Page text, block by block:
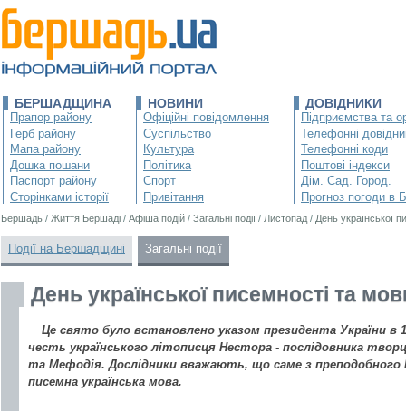
БЕРШАДЩИНА
Прапор району
Герб району
Мапа району
Дошка пошани
Паспорт району
Сторінками історії
НОВИНИ
Офіційні повідомлення
Суспільство
Культура
Політика
Спорт
Привітання
ДОВІДНИКИ
Підприємства та
Телефонні
Телефонні коди
Поштові індекси
Дім. Сад. Город.
Прогноз погоди в
Бершадь / Життя Бершаді / Афіша подій / Загальні події / Листопад / День української
Події на Бершадщині Загальні події
День української писемності та
Це свято було встановлено указом президента України в
честь українського літописця Нестора - послідовника
та Мефодія. Дослідники вважають, що саме з преподобного
писемна українська мова.